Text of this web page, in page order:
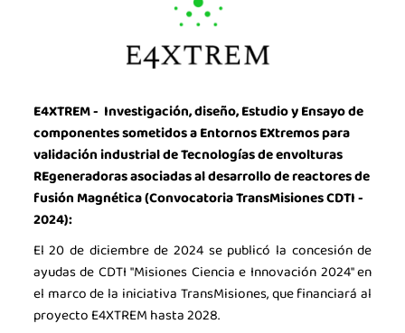
E4XTREM - Investigación, diseño, Estudio y Ensayo de
componentes sometidos a Entornos EXtremos para
validación industrial de Tecnologías de envolturas
REgeneradoras asociadas al desarrollo de reactores de
fusión Magnética (Convocatoria TransMisiones CDTI -
2024):
El 20 de diciembre de 2024 se publicó la concesión de
ayudas de CDTI "Misiones Ciencia e Innovación 2024" en
el marco de la iniciativa TransMisiones, que financiará al
proyecto E4XTREM hasta 2028.